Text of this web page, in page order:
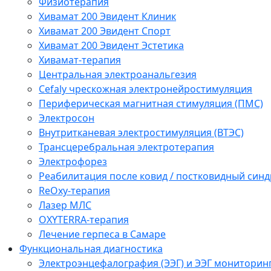
Хивамат 200 Эвидент Клиник
Хивамат 200 Эвидент Спорт
Хивамат 200 Эвидент Эстетика
Хивамат-терапия
Центральная электроанальгезия
Cefaly чреcкожная электронейростимуляция
Периферическая магнитная стимуляция (ПМС)
Электросон
Внутритканевая электростимуляция (ВТЭС)
Трансцеребральная электротерапия
Электрофорез
Реабилитация после ковид / постковидный
ReOxy-терапия
Лазер МЛС
OXYTERRA-терапия
Лечение герпеса в Самаре
Функциональная диагностика
Электроэнцефалография (ЭЭГ) и ЭЭГ